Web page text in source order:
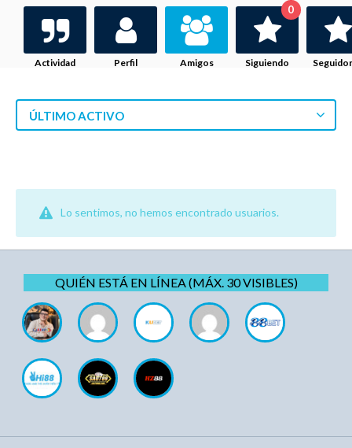
Actividad Perfil Amigos Siguiendo
0
ÚLTIMO ACTIVO
Lo sentimos, no hemos encontrado usuarios.
QUIÉN ESTÁ EN LÍNEA (MÁX. 30 VISIBLES)